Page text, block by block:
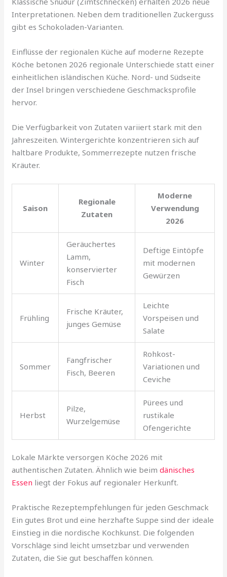
Interpretationen. Neben dem traditionellen Zuckerguss
gibt es Schokoladen-Varianten.
Einflüsse der regionalen Küche auf moderne Rezepte
Köche betonen 2026 regionale Unterschiede statt einer
einheitlichen isländischen Küche. Nord- und Südseite
der Insel bringen verschiedene Geschmacksprofile
hervor.
Die Verfügbarkeit von Zutaten variiert stark mit den
Jahreszeiten. Wintergerichte konzentrieren sich auf
haltbare Produkte, Sommerrezepte nutzen frische
Kräuter.
Saison
Regionale
Zutaten
Moderne
Verwendung
2026
Winter
Geräuchertes
Lamm,
konservierter
Fisch
Deftige Eintöpfe
mit modernen
Gewürzen
Frühling
Frische Kräuter,
junges Gemüse
Leichte
Vorspeisen und
Salate
Sommer
Fangfrischer
Fisch, Beeren
Rohkost-
Variationen und
Ceviche
Herbst
Pilze,
Wurzelgemüse
Pürees und
rustikale
Ofengerichte
Lokale Märkte versorgen Köche 2026 mit
authentischen Zutaten. Ähnlich wie beimdänisches
Essen liegt der Fokus auf regionaler Herkunft.
Praktische Rezeptempfehlungen für jeden Geschmack
Ein gutes Brot und eine herzhafte Suppe sind der ideale
Einstieg in die nordische Kochkunst. Die folgenden
Vorschläge sind leicht umsetzbar und verwenden
Zutaten, die Sie gut beschaffen können.